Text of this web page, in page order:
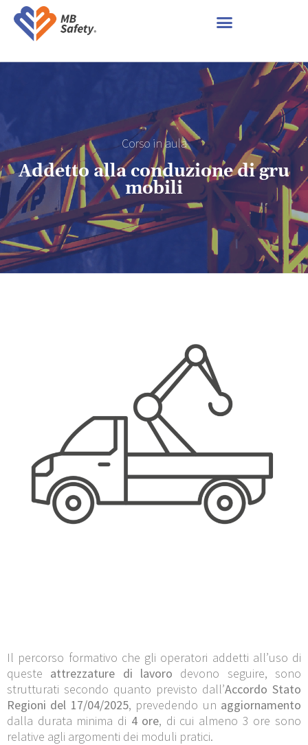
Corso in aula
Addetto alla conduzione di gru
mobili
Il percorso formativo che gli operatori addetti all’uso di
queste attrezzature di lavoro devono seguire, sono
strutturati secondo quanto previsto dall’Accordo Stato
Regioni del 17/04/2025, prevedendo un aggiornamento
dalla durata minima di 4 ore, di cui almeno 3 ore sono
relative agli argomenti dei moduli pratici.